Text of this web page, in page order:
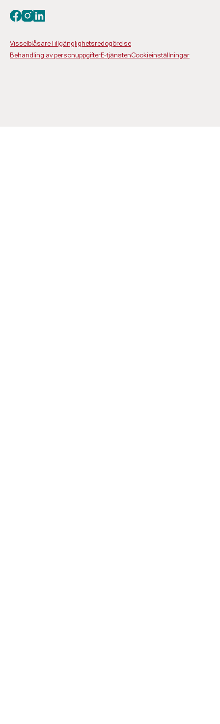
VisselblåsareTillgänglighetsredogörelse
Behandling av personuppgifterE-tjänstenCookieinställningar
Besök oss på facebook
Besök oss på instagram
Besök oss på linkedin